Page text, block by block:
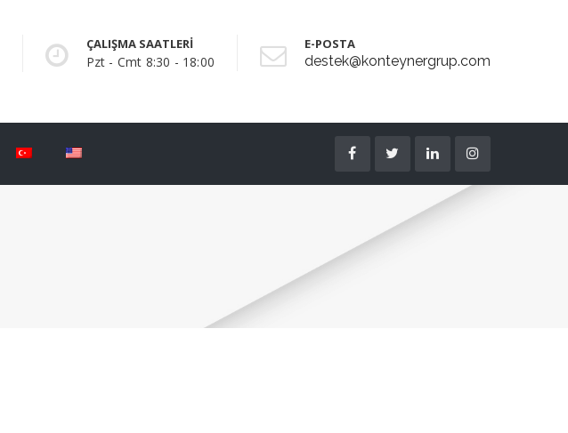
ÇALIŞMA SAATLERİ
Pzt - Cmt 8:30 - 18:00
E-POSTA
destek@konteynergrup.com